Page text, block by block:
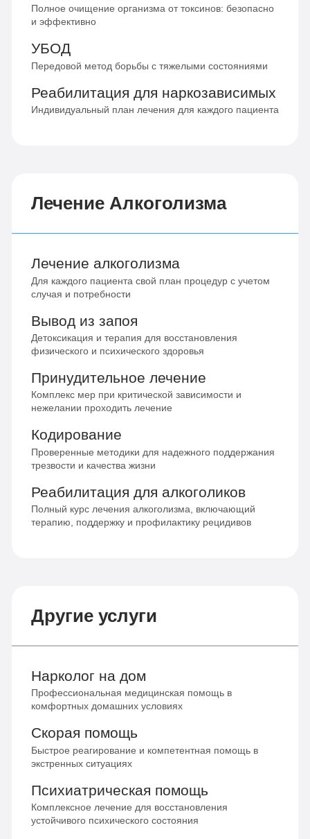
Полное очищение организма от токсинов: безопасно
и эффективно
УБОД
Передовой метод борьбы с тяжелыми состояниями
Реабилитация для наркозависимых
Индивидуальный план лечения для каждого пациента
Лечение Алкоголизма
Лечение алкоголизма
Для каждого пациента свой план процедур с учетом
случая и потребности
Вывод из запоя
Детоксикация и терапия для восстановления
физического и психического здоровья
Принудительное лечение
Комплекс мер при критической зависимости и
нежелании проходить лечение
Кодирование
Проверенные методики для надежного поддержания
трезвости и качества жизни
Реабилитация для алкоголиков
Полный курс лечения алкоголизма, включающий
терапию, поддержку и профилактику рецидивов
Другие услуги
Нарколог на дом
Профессиональная медицинская помощь в
комфортных домашних условиях
Скорая помощь
Быстрое реагирование и компетентная помощь в
экстренных ситуациях
Психиатрическая помощь
Комплексное лечение для восстановления
устойчивого психического состояния